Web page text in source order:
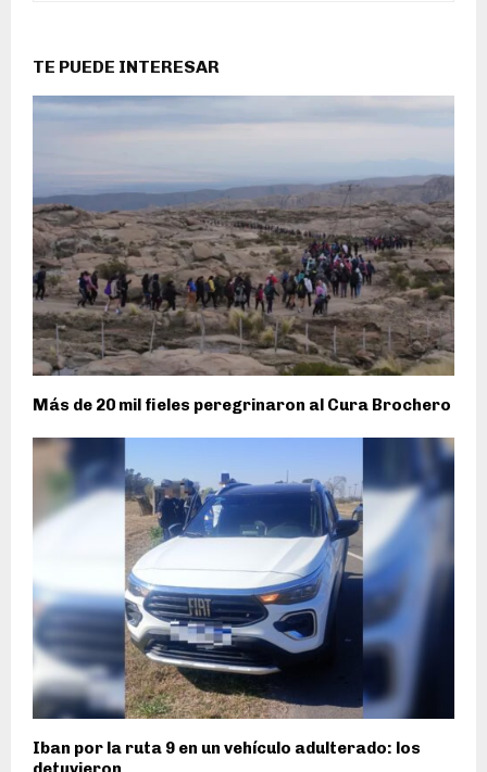
TE PUEDE INTERESAR
Más de 20 mil fieles peregrinaron al Cura Brochero
Iban por la ruta 9 en un vehículo adulterado: los